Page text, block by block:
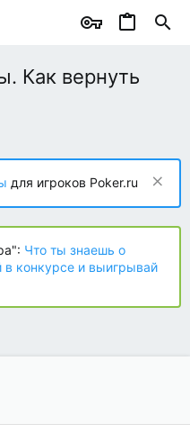
Как вернуть
для игроков Poker.ru
Что ты знаешь о
в конкурсе и выигрывай